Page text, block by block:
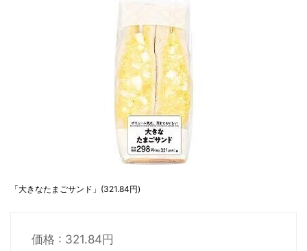
「大きなたまごサンド」(321.84円)
価格 : 321.84円